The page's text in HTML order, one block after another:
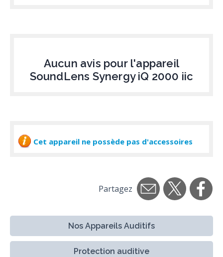
Aucun avis pour l'appareil
SoundLens Synergy iQ 2000 iic
Cet appareil ne possède pas d'accessoires
Partagez
Nos Appareils Auditifs
Protection auditive